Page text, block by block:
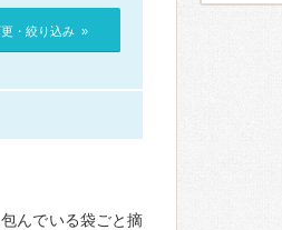
・絞り込み »
んでいる袋ごと摘